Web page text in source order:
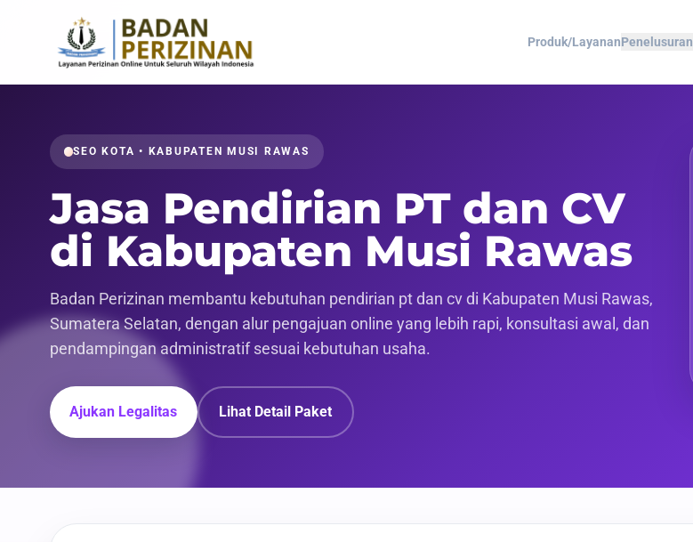
Produk/LayananPenelusuran
SEO KOTA • KABUPATEN MUSI RAWAS
Jasa Pendirian PT dan CV
di Kabupaten Musi Rawas
Badan Perizinan membantu kebutuhan pendirian pt dan cv di Kabupaten Musi Rawas,
Sumatera Selatan, dengan alur pengajuan online yang lebih rapi, konsultasi awal, dan
pendampingan administratif sesuai kebutuhan usaha.
Ajukan Legalitas Lihat Detail Paket